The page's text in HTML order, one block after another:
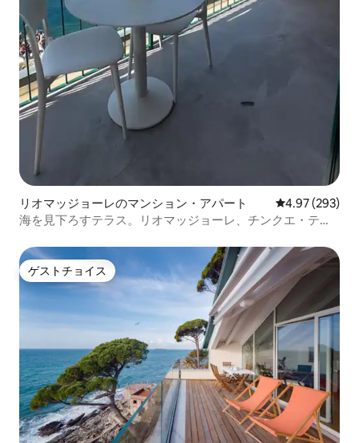
リオマッジョーレのマンション・アパート レビュー293
4.97 (293)
海を見下ろすテラス。リオマッジョーレ、チンクエ・テッ
ゲストチョイス
ゲストチョイス